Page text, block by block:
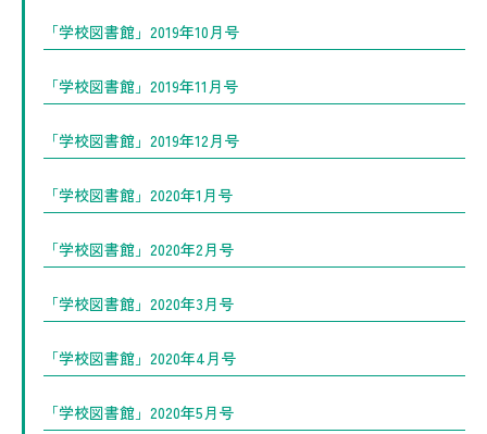
「学校図書館」2019年10月号
「学校図書館」2019年11月号
「学校図書館」2019年12月号
「学校図書館」2020年1月号
「学校図書館」2020年2月号
「学校図書館」2020年3月号
「学校図書館」2020年4月号
「学校図書館」2020年5月号